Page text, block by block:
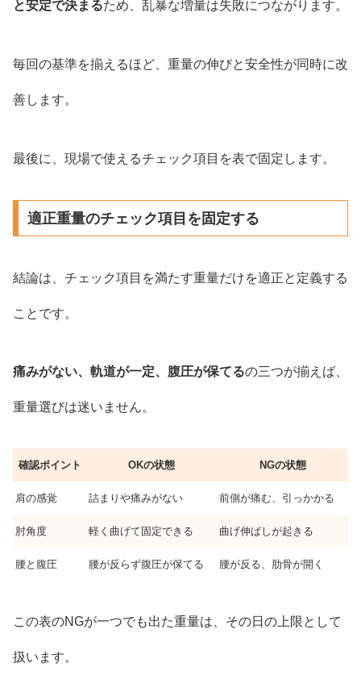
と安定で決まるため、乱暴な増量は失敗につながります。
毎回の基準を揃えるほど、重量の伸びと安全性が同時に改
善します。
最後に、現場で使えるチェック項目を表で固定します。
適正重量のチェック項目を固定する
結論は、チェック項目を満たす重量だけを適正と定義する
ことです。
痛みがない、軌道が一定、腹圧が保てるの三つが揃えば、
重量選びは迷いません。
確認ポイント OKの状態 NGの状態
肩の感覚 詰まりや痛みがない 前側が痛む、引っかかる
肘角度 軽く曲げて固定できる 曲げ伸ばしが起きる
腰と腹圧 腰が反らず腹圧が保てる 腰が反る、肋骨が開く
この表のNGが一つでも出た重量は、その日の上限として
扱います。